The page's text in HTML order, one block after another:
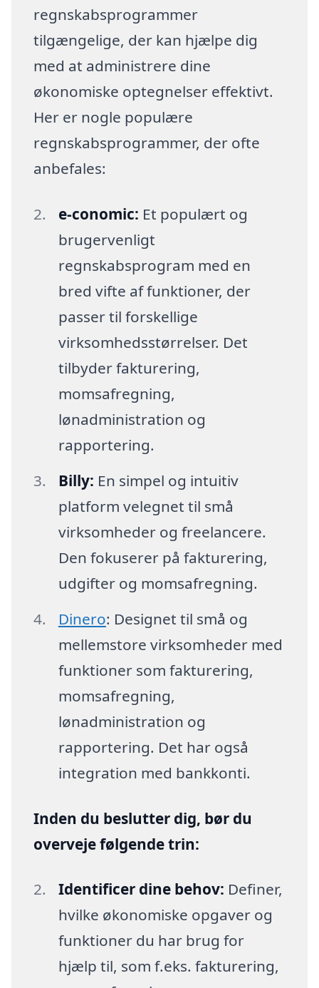
regnskabsprogrammer
tilgængelige, der kan hjælpe dig
med at administrere dine
økonomiske optegnelser effektivt.
Her er nogle populære
regnskabsprogrammer, der ofte
anbefales:
e-conomic: Et populært og
brugervenligt
regnskabsprogram med en
bred vifte af funktioner, der
passer til forskellige
virksomhedsstørrelser. Det
tilbyder fakturering,
momsafregning,
lønadministration og
rapportering.
Billy: En simpel og intuitiv
platform velegnet til små
virksomheder og freelancere.
Den fokuserer på fakturering,
udgifter og momsafregning.
Dinero: Designet til små og
mellemstore virksomheder med
funktioner som fakturering,
momsafregning,
lønadministration og
rapportering. Det har også
integration med bankkonti.
Inden du beslutter dig, bør du
overveje følgende trin:
Identificer dine behov: Definer,
hvilke økonomiske opgaver og
funktioner du har brug for
hjælp til, som f.eks. fakturering,